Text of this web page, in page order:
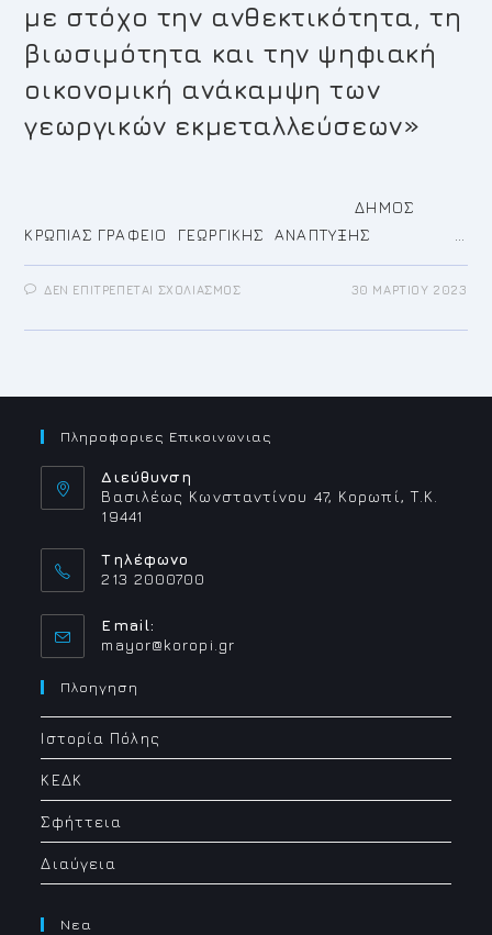
με στόχο την ανθεκτικότητα, τη
βιωσιμότητα και την ψηφιακή
οικονομική ανάκαμψη των
γεωργικών εκμεταλλεύσεων»
ΔΗΜΟΣ
ΚΡΩΠΙΑΣ ΓΡΑΦΕΙΟ ΓΕΩΡΓΙΚΗΣ ΑΝΑΠΤΥΞΗΣ …
ΔΕΝ ΕΠΙΤΡΈΠΕΤΑΙ ΣΧΟΛΙΑΣΜΌΣΣΤΟ
ΑΙΤΗΣΕΩΝ
ΕΠΕΝΔΎΣΕΩΝ
ΣΤΌΧΟ
ΤΗΝ
ΒΙΩΣΙΜΌΤΗΤΑ
ΚΑΙ
30 ΜΑΡΤΊΟΥ 2023
Πληροφοριες Επικοινωνιας
Διεύθυνση
Βασιλέως Κωνσταντίνου 47, Κορωπί, Τ.Κ.
19441
Τηλέφωνο
213 2000700
Email:
mayor@koropi.grOpens
Πλοηγηση
Ιστορία Πόλης
ΚΕΔΚ
Σφήττεια
Διαύγεια
Νεα